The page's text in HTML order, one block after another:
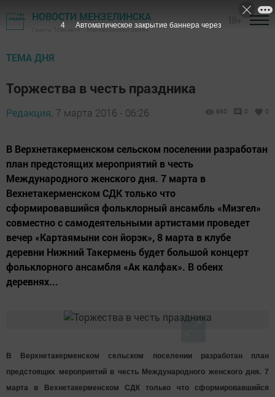
НОВОСТИ МЕНЗЕЛИНСКА
Газета "Мензеля" - Мензелинский район
ТЕМА ДНЯ
Торжества в честь праздника
Редакция, 7 марта 2016 - 06:26 860 0 0
В Верхнетакерменском сельском поселении разработан
план предстоящих мероприятий в честь
Международного женского дня. 7 марта в
Вехнетакерменском СДК только что
сформировавшийся фольклорный ансамбль «Мизгел»
совместно с самодеятельными артистами проведет
вечер «Картаямыни сон йорэк», 8 марта в клубе
деревни Нижний Такермень будет большой концерт
фольклорного ансамбля «Ак калфак». В обеих
деревнях...
В Верхнетакерменском сельском поселении разработан план
предстоящих мероприятий в честь Международного женского дня. 7
марта в Вехнетакерменском СДК только что сформировавшийся
3 Автоматическое закрытие баннера через